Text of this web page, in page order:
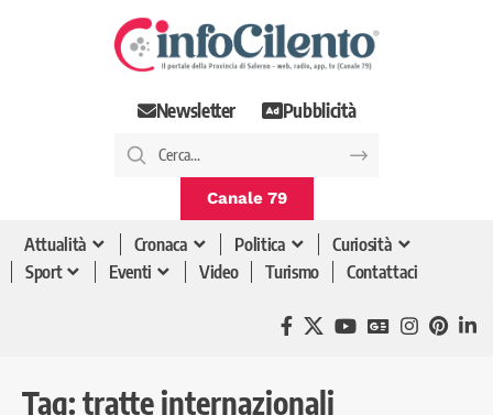
Newsletter Pubblicità
Canale 79
Attualità Cronaca Politica
Curiosità
Sport
Eventi Video Turismo Contattaci
Tag: tratte internazionali